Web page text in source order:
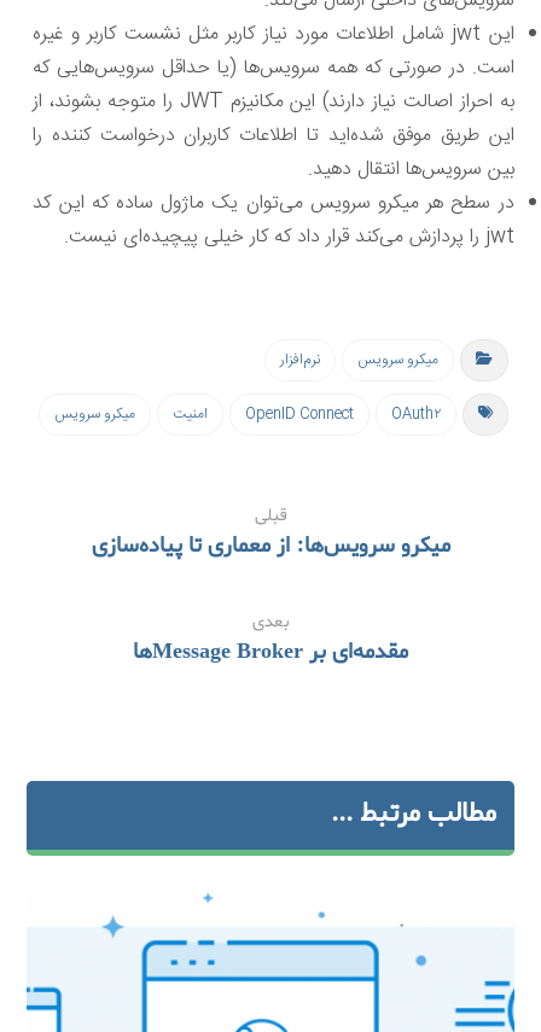
این jwt شامل اطلاعات مورد نیاز کاربر مثل نشست کاربر و غیره
است. در صورتی که همه سرویس‌ها (یا حداقل سرویس‌هایی که
به احراز اصالت نیاز دارند) این مکانیزم JWT را متوجه بشوند، از
این طریق موفق شده‌اید تا اطلاعات کاربران درخواست کننده را
بین سرویس‌‌ها انتقال دهید.
در سطح هر میکرو سرویس می‌توان یک ماژول ساده که این کد
jwt را پردازش می‌کند قرار داد که کار خیلی پیچیده‌ای نیست.
میکرو سرویس نرم‌افزار
OAuth۲ OpenID Connect امنیت میکرو سرویس
قبلی
میکرو سرویس‌ها: از معماری تا پیاده‌سازی
بعدی
مقدمه‌ای بر Message Brokerها
مطالب مرتبط ...